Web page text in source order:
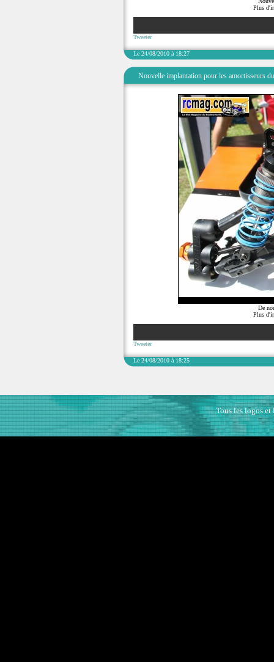
Plus
Tweeter
Le 24/08/2010 à 18:27
Nouvelle implantation pour les amortisseurs
De
Plus
Tweeter
Le 24/08/2010 à 18:25
Tous les logos et